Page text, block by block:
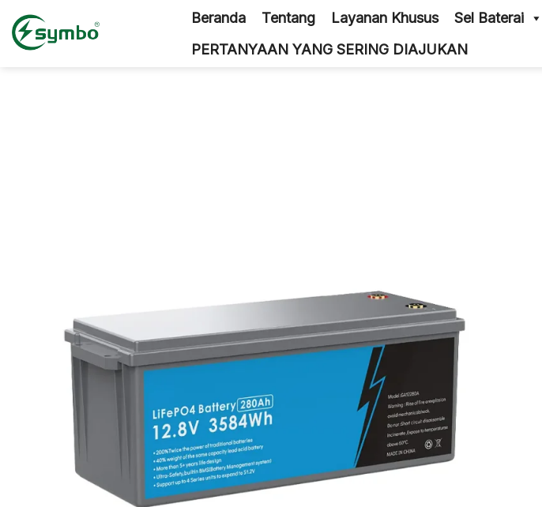
ke
konten
Beranda Tentang Layanan Khusus Sel Baterai
PERTANYAAN YANG SERING DIAJUKAN